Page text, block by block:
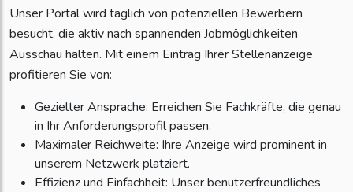
Unser Portal wird täglich von potenziellen Bewerbern
besucht, die aktiv nach spannenden Jobmöglichkeiten
Ausschau halten. Mit einem Eintrag Ihrer Stellenanzeige
profitieren Sie von:
Gezielter Ansprache: Erreichen Sie Fachkräfte, die genau
in Ihr Anforderungsprofil passen.
Maximaler Reichweite: Ihre Anzeige wird prominent in
unserem Netzwerk platziert.
Effizienz und Einfachheit: Unser benutzerfreundliches